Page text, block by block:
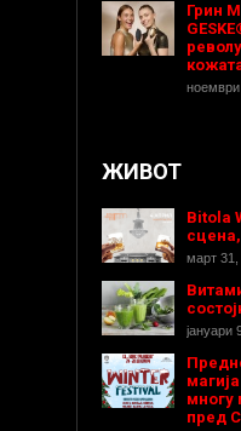
Грин
ЖИВОТ
Bitola
март 31,
јануари
многу
пред